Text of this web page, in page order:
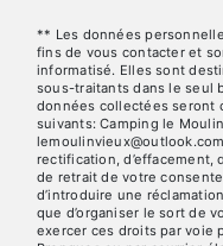
** Les données
fins de vous contacter et
informatisé. Elles sont
sous-traitants dans le seul
données collectées seront
suivants: Camping le
rectification, d’effacement,
de retrait de votre
d’introduire une
que d’organiser le sort de
exercer ces droits par voie